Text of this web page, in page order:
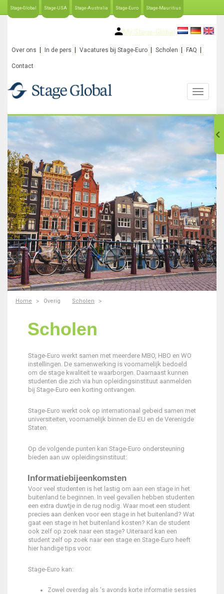
Stage-Global Stage-USA Stage-Australia Stage-Euro Stage-Mauritius
My Stage-Global
Over ons In de pers Vacatures bij Stage-Euro Scholen FAQ
Contact
Home Overig Scholen
Scholen
Stage-Euro werkt samen met meerdere MBO, HBO en WO
instellingen. De samenwerking is voornamelijk bedoeld
om de stage kwaliteit te waarborgen. Daarnaast kunnen
studenten die zich via hun opleidingsinstituut aanmelden
bij Stage-Euro een korting ontvangen.
Stage-Euro werkt ook op internationaal gebeid samen met
universiteiten, voornamelijk binnen de EU en de Verenigde
Staten.
Op de volgende punten kan Stage-Euro ondersteuning
bieden aan uw opleidingsinstituut:
Informatiebijeenkomsten
Voor veel studenten is het lastig om aan een stage in het
buitenland te beginnen. In veel gevallen hebben studenten
een extra duwtje in de rug nodig. Waar moet een student
precies aan denken voor een stage in het buitenland? Wat
gaat een stage in het buitenland kosten? Kan de student
ook zelf op zoek naar een stage? Uiteraard kan een
student zelf op zoek naar een stage en Stage-Euro heeft
hier handige tips voor.
Stage-Euro kan:
Zowel overdag als 's avonds korte informatie sessies